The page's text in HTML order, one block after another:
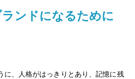
ンドになるために
に、人格がはっきりとあり、記憶に残